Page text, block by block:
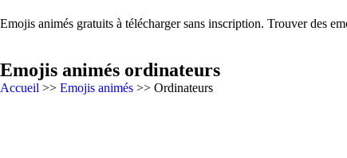
Emojis animés gratuits à télécharger sans inscription. Trouver des
Emojis animés ordinateurs
Accueil >> Emojis animés >> Ordinateurs